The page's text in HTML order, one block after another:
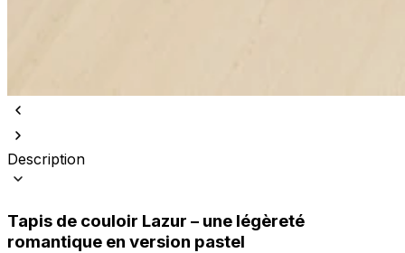
Description
Tapis de couloir Lazur – une légèreté
romantique en version pastel